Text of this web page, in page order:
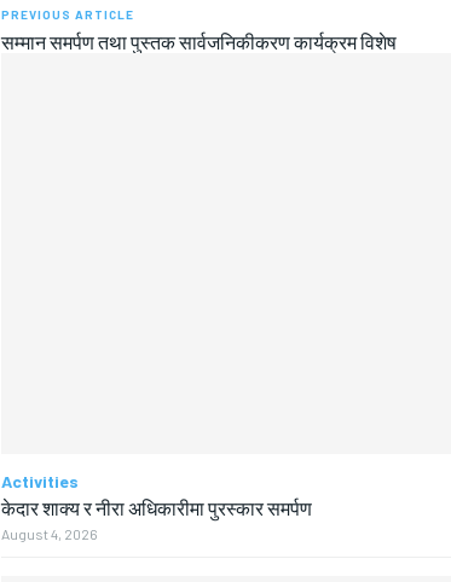
PREVIOUS ARTICLE
सम्मान समर्पण तथा पुस्तक सार्वजनिकीकरण कार्यक्रम विशेष
Activities
केदार शाक्य र नीरा अधिकारीमा पुरस्कार समर्पण
August 4, 2026